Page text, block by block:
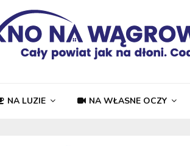
NA LUZIE NA WŁASNE OCZY